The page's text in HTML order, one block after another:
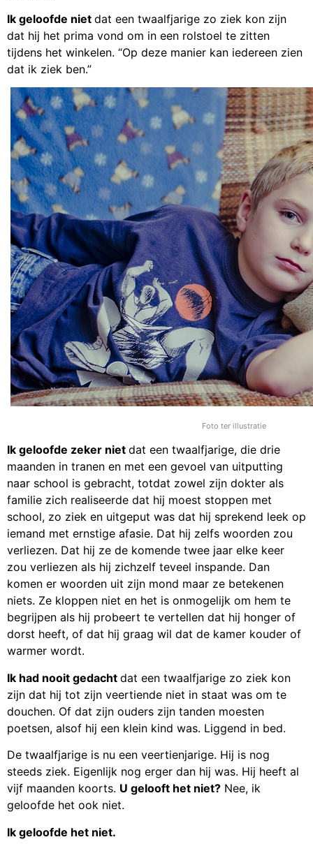
Ik geloofde niet dat een twaalfjarige zo ziek kon zijn
dat hij het prima vond om in een rolstoel te zitten
tijdens het winkelen. “Op deze manier kan iedereen zien
dat ik ziek ben.”
Foto ter illustratie
Ik geloofde zeker niet dat een twaalfjarige, die drie
maanden in tranen en met een gevoel van uitputting
naar school is gebracht, totdat zowel zijn dokter als
familie zich realiseerde dat hij moest stoppen met
school, zo ziek en uitgeput was dat hij sprekend leek op
iemand met ernstige afasie. Dat hij zelfs woorden zou
verliezen. Dat hij ze de komende twee jaar elke keer
zou verliezen als hij zichzelf teveel inspande. Dan
komen er woorden uit zijn mond maar ze betekenen
niets. Ze kloppen niet en het is onmogelijk om hem te
begrijpen als hij probeert te vertellen dat hij honger of
dorst heeft, of dat hij graag wil dat de kamer kouder of
warmer wordt.
Ik had nooit gedacht dat een twaalfjarige zo ziek kon
zijn dat hij tot zijn veertiende niet in staat was om te
douchen. Of dat zijn ouders zijn tanden moesten
poetsen, alsof hij een klein kind was. Liggend in bed.
De twaalfjarige is nu een veertienjarige. Hij is nog
steeds ziek. Eigenlijk nog erger dan hij was. Hij heeft al
vijf maanden koorts. U gelooft het niet? Nee, ik
geloofde het ook niet.
Ik geloofde het niet.